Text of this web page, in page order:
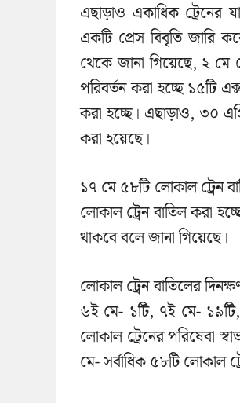
এছাড়াও একাধিক ট্রেনের
একটি প্রেস বিবৃতি জারি
থেকে জানা গিয়েছে, ২ মে
পরিবর্তন করা হচ্ছে ১৫টি
করা হচ্ছে। এছাড়াও, ৩০
করা হয়েছে।
১৭ মে ৫৮টি লোকাল ট্রেন
লোকাল ট্রেন বাতিল করা
থাকবে বলে জানা গিয়েছে।
লোকাল ট্রেন বাতিলের
৬ই মে- ১টি, ৭ই মে-
লোকাল ট্রেনের পরিষেবা
মে- সর্বাধিক ৫৮টি লোকাল